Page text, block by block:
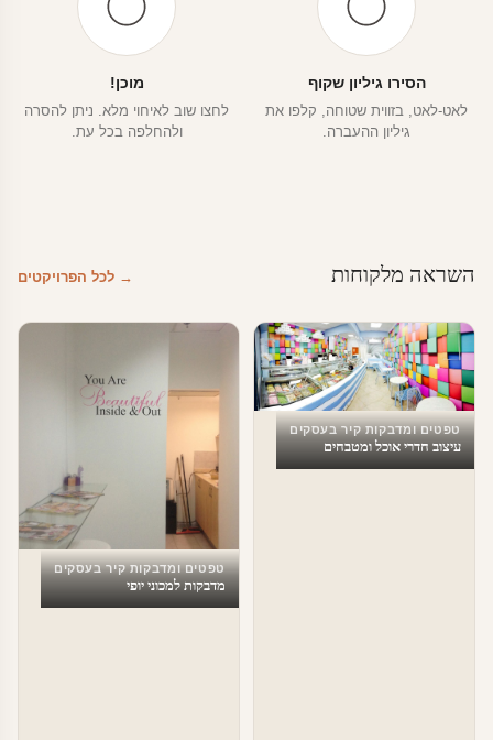
הסירו גיליון שקוף
לאט-לאט, בזווית שטוחה, קלפו את
גיליון ההעברה.
מוכן!
לחצו שוב לאיחוי מלא. ניתן להסרה
ולהחלפה בכל עת.
השראה מלקוחות → לכל הפרויקטים
טפטים ומדבקות קיר בעסקים
עיצוב חדרי אוכל ומטבחים
טפטים ומדבקות קיר בעסקים
מדבקות למכוני יופי